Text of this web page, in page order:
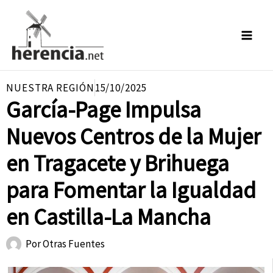
contenido
NUESTRA REGIÓN15/10/2025
García-Page Impulsa
Nuevos Centros de la Mujer
en Tragacete y Brihuega
para Fomentar la Igualdad
en Castilla-La Mancha
PorOtras Fuentes